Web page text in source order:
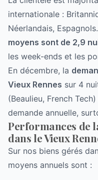
internationale :
Néerlandais,
moyens sont de 2,9
les week-ends et les
En décembre, la
Vieux Rennes sur 4
(Beaulieu, French
demande annuelle,
Performances de
dans le Vieux
Sur nos biens gérés
moyens annuels sont :